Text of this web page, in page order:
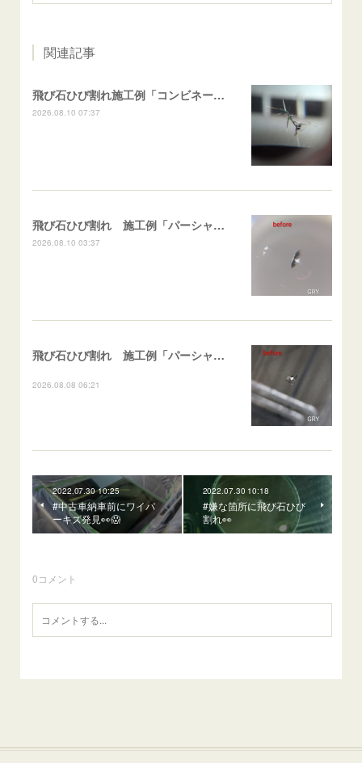
関連記事
飛び石ひび割れ施工例「コンビネーション系・近接２箇所/キケンゾーン範囲」N BOX
2026.08.10 07:37
飛び石ひび割れ 施工例「パーシャル系ハーフムーン系」ハイエース
2026.08.10 03:37
飛び石ひび割れ 施工例「パーシャル系・衝撃点範囲ハマカケ」エスティマ
2026.08.08 06:21
2022.07.30 10:25
#中古車納車前にワイパ
ーキズ発見👀😱
2022.07.30 10:18
#嫌な箇所に飛び石ひび
割れ👀
0コメント